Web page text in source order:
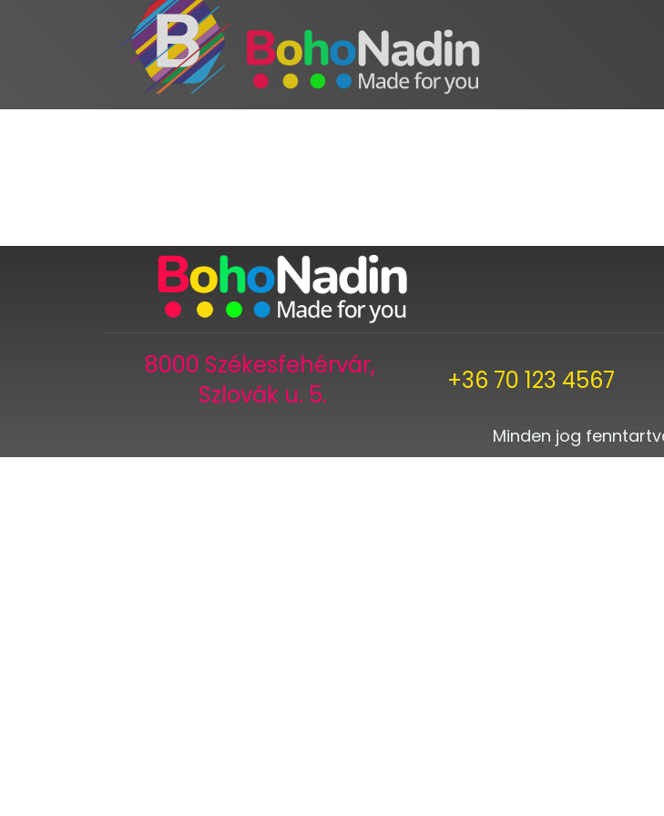
8000 Székesfehérvár,
Szlovák u. 5.
+36 70 123 4567
Minden jog